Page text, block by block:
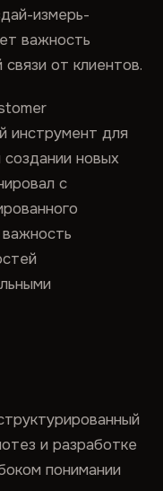
измерь-
важность
от клиентов.
инструмент для
новых
с
и разработке
понимании